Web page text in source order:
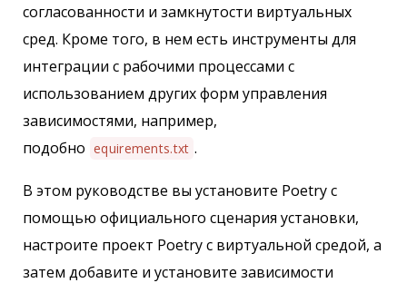
согласованности и замкнутости виртуальных
сред. Кроме того, в нем есть инструменты для
интеграции с рабочими процессами с
использованием других форм управления
зависимостями, например,
подобно equirements.txt .
В этом руководстве вы установите Poetry с
помощью официального сценария установки,
настроите проект Poetry с виртуальной средой, а
затем добавите и установите зависимости